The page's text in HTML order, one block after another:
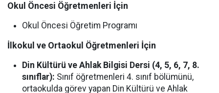
Okul Öncesi Öğretmenleri İçin
Okul Öncesi Öğretim Programı
İlkokul ve Ortaokul Öğretmenleri İçin
Din Kültürü ve Ahlak Bilgisi Dersi (4, 5, 6, 7, 8.
sınıflar): Sınıf öğretmenleri 4. sınıf bölümünü,
ortaokulda görev yapan Din Kültürü ve Ahlak